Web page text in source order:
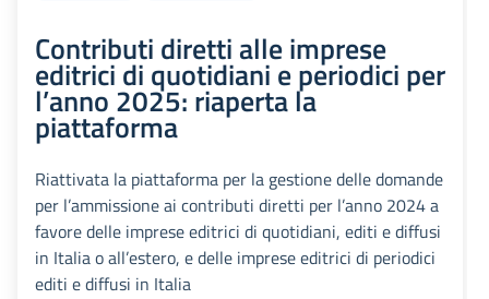
Contributi diretti alle imprese
editrici di quotidiani e periodici per
l’anno 2025: riaperta la
piattaforma
Riattivata la piattaforma per la gestione delle domande
per l’ammissione ai contributi diretti per l’anno 2024 a
favore delle imprese editrici di quotidiani, editi e diffusi
in Italia o all’estero, e delle imprese editrici di periodici
editi e diffusi in Italia